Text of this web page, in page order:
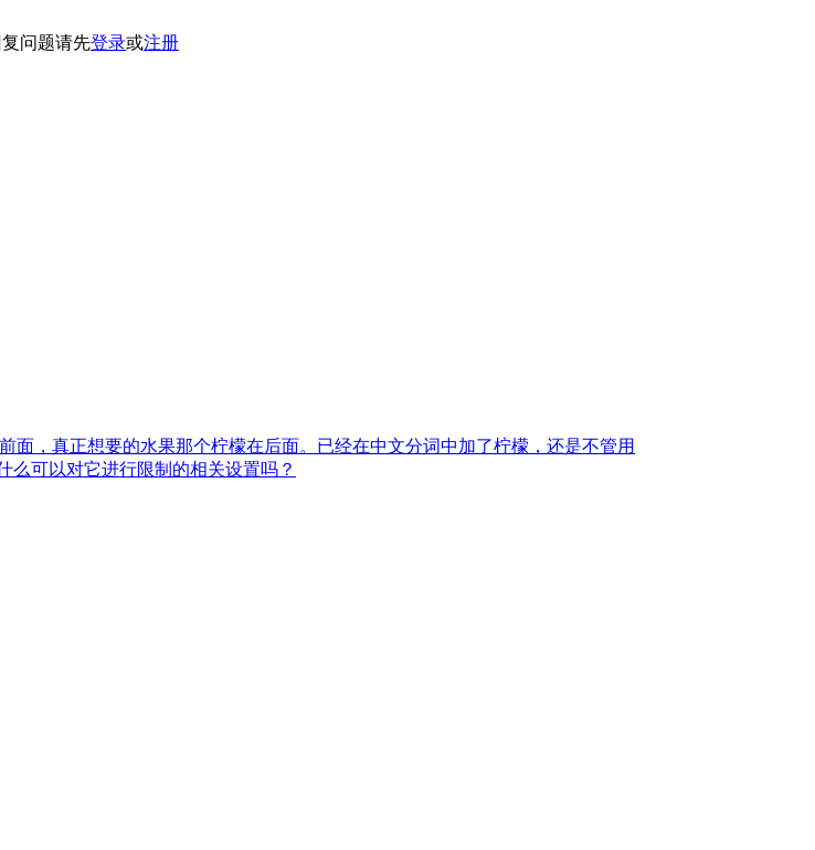
问题请先登录或注册
，真正想要的水果那个柠檬在后面。已经在中文分词中加了柠檬，还是不管用
么可以对它进行限制的相关设置吗？